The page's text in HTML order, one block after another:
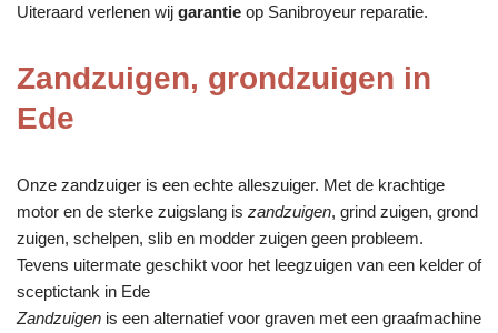
Uiteraard verlenen wij garantie op Sanibroyeur reparatie.
Zandzuigen, grondzuigen in
Ede
Onze zandzuiger is een echte alleszuiger. Met de krachtige
motor en de sterke zuigslang is zandzuigen, grind zuigen, grond
zuigen, schelpen, slib en modder zuigen geen probleem.
Tevens uitermate geschikt voor het leegzuigen van een kelder of
sceptictank in Ede
Zandzuigen is een alternatief voor graven met een graafmachine